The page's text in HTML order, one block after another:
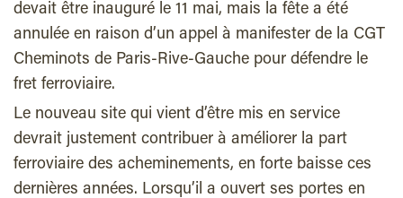
devait être inauguré le 11 mai, mais la fête a été
annulée en raison d’un appel à manifester de la CGT
Cheminots de Paris-Rive-Gauche pour défendre le
fret ferroviaire.
Le nouveau site qui vient d’être mis en service
devrait justement contribuer à améliorer la part
ferroviaire des acheminements, en forte baisse ces
dernières années. Lorsqu’il a ouvert ses portes en